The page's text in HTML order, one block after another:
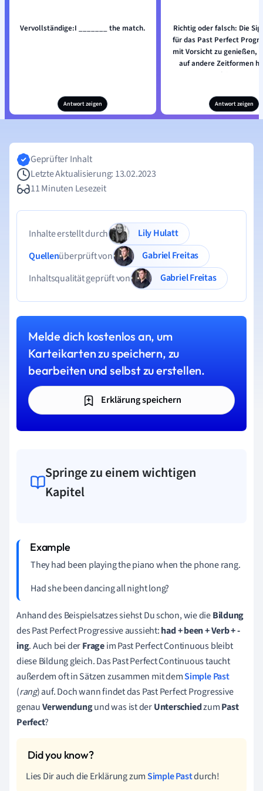
Vervollständige:I _______ the match.
Antwort zeigen
Richtig oder falsch: Die
für das Past Perfect
mit Vorsicht zu genießen,
auf andere Zeitformen
können.
Antwort zeigen
Geprüfter Inhalt
Letzte Aktualisierung: 13.02.2023
11 Minuten Lesezeit
Inhalte erstellt durch
Lily Hulatt
Quellenüberprüft von
Gabriel Freitas
Inhaltsqualität geprüft von
Gabriel Freitas
Melde dich kostenlos an, um
Karteikarten zu speichern, zu
bearbeiten und selbst zu erstellen.
Erklärung speichern
Springe zu einem wichtigen
Kapitel
They had been playing the piano when the phone rang.
Had she been dancing all night long?
Anhand des Beispielsatzes siehst Du schon, wie dieBildung
des Past Perfect Progressive aussieht:had + been + Verb + -
ing. Auch bei derFrageim Past Perfect Continuous bleibt
diese Bildung gleich. Das Past Perfect Continuous taucht
außerdem oft in Sätzen zusammen mit demSimple Past
(rang) auf. Doch wann findet das Past Perfect Progressive
genauVerwendungund was ist derUnterschiedzumPast
Perfect?
Lies Dir auch die Erklärung zumSimple Pastdurch!